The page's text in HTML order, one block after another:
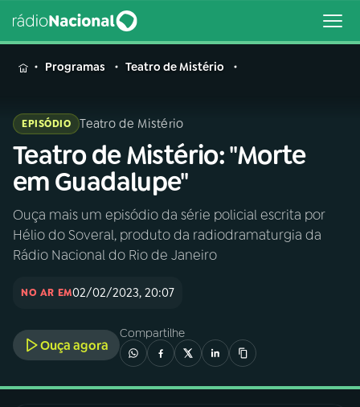
MENU
Buscar
na
Rádio
Nacional
Buscar
AO VIVO
01INÍCIO
02A RÁDIO
Programas Teatro de Mistério
EPISÓDIO Teatro de Mistério
Teatro de Mistério: "Morte
em Guadalupe"
Ouça mais um episódio da série policial escrita por
Hélio do Soveral, produto da radiodramaturgia da
Rádio Nacional do Rio de Janeiro
NO AR EM02/02/2023, 20:07
Ouça agora
Compartilhe